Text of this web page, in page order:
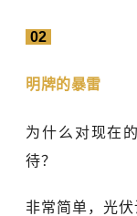
02
明牌的暴雷
为什么对现在
待？
非常简单，光